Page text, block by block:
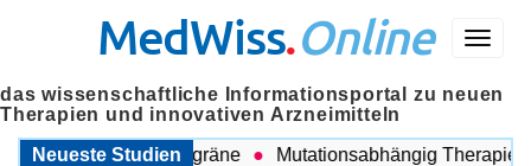
Menü
MedWiss.Online
das wissenschaftliche Informationsportal zu neuen
Therapien und innovativen Arzneimitteln
Neueste Studien
COPD und Migräne Mutationsabhängig Therapie